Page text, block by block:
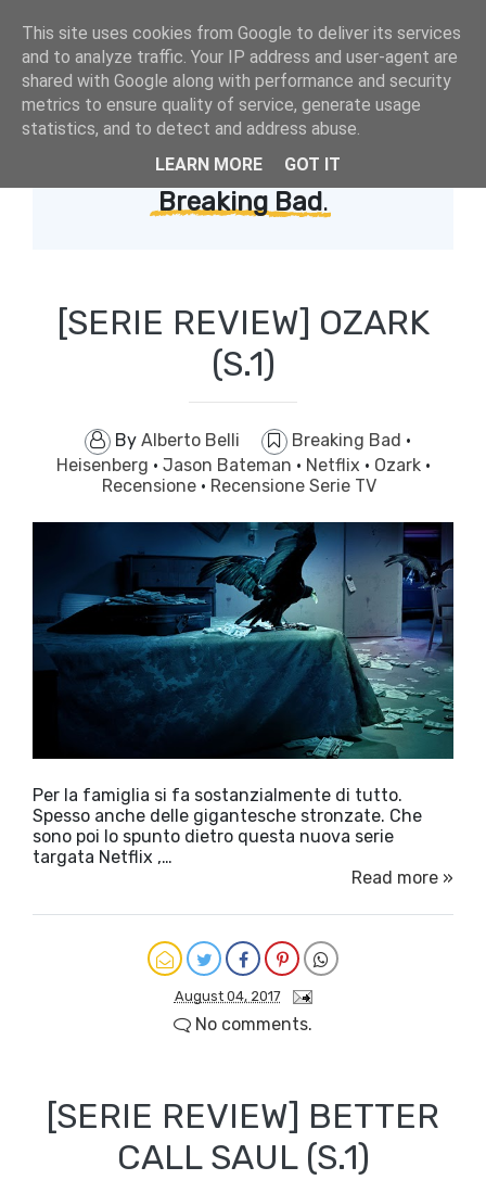
Showing posts with label
Breaking Bad.
[SERIE REVIEW] OZARK
(S.1)
By Alberto Belli Breaking Bad ·
Heisenberg · Jason Bateman · Netflix · Ozark ·
Recensione · Recensione Serie TV
Per la famiglia si fa sostanzialmente di tutto.
Spesso anche delle gigantesche stronzate. Che
sono poi lo spunto dietro questa nuova serie
targata Netflix ,…
Read more »
August 04, 2017
No comments.
[SERIE REVIEW] BETTER
CALL SAUL (S.1)
This site uses cookies from Google to deliver its services
and to analyze traffic. Your IP address and user-agent are
shared with Google along with performance and security
metrics to ensure quality of service, generate usage
statistics, and to detect and address abuse.
LEARN MORE
GOT IT